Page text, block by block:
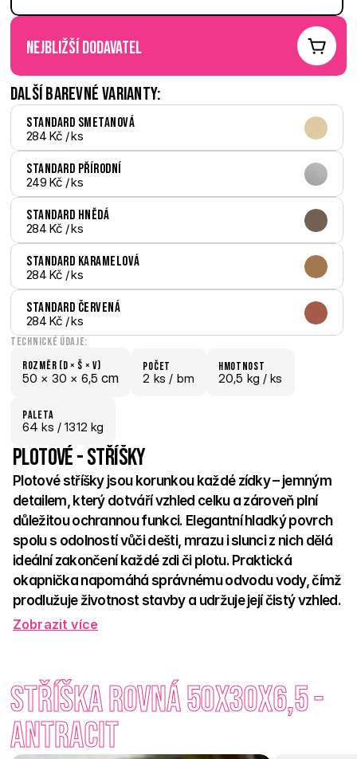
nejbližší dodavatel
Další barevné varianty:
Standard Smetanová
284 Kč / ks
Standard Přírodní
249 Kč / ks
Standard Hnědá
284 Kč / ks
Standard Karamelová
284 Kč / ks
Standard Červená
284 Kč / ks
Technické údaje:
Rozměr (D × š × V)
50 × 30 × 6,5 cm
počet
2 ks / bm
hmotnost
20,5 kg / ks
paletA
64 ks / 1312 kg
Plotové - Stříšky
Plotové stříšky jsou korunkou každé zídky – jemným
detailem, který dotváří vzhled celku a zároveň plní
důležitou ochrannou funkci. Elegantní hladký povrch
spolu s odolností vůči dešti, mrazu i slunci z nich dělá
ideální zakončení každé zdi či plotu. Praktická
okapnička napomáhá správnému odvodu vody, čímž
prodlužuje životnost stavby a udržuje její čistý vzhled.
Na výběr je z několika barevných variant – přírodní, antracit,
nebo venkovský domek, stříška je ten detail, který dodá
vašemu plotu šmrnc a praktičnost v jednom.
Zobrazit více
Stříška rovná 50x30x6,5 -
Antracit